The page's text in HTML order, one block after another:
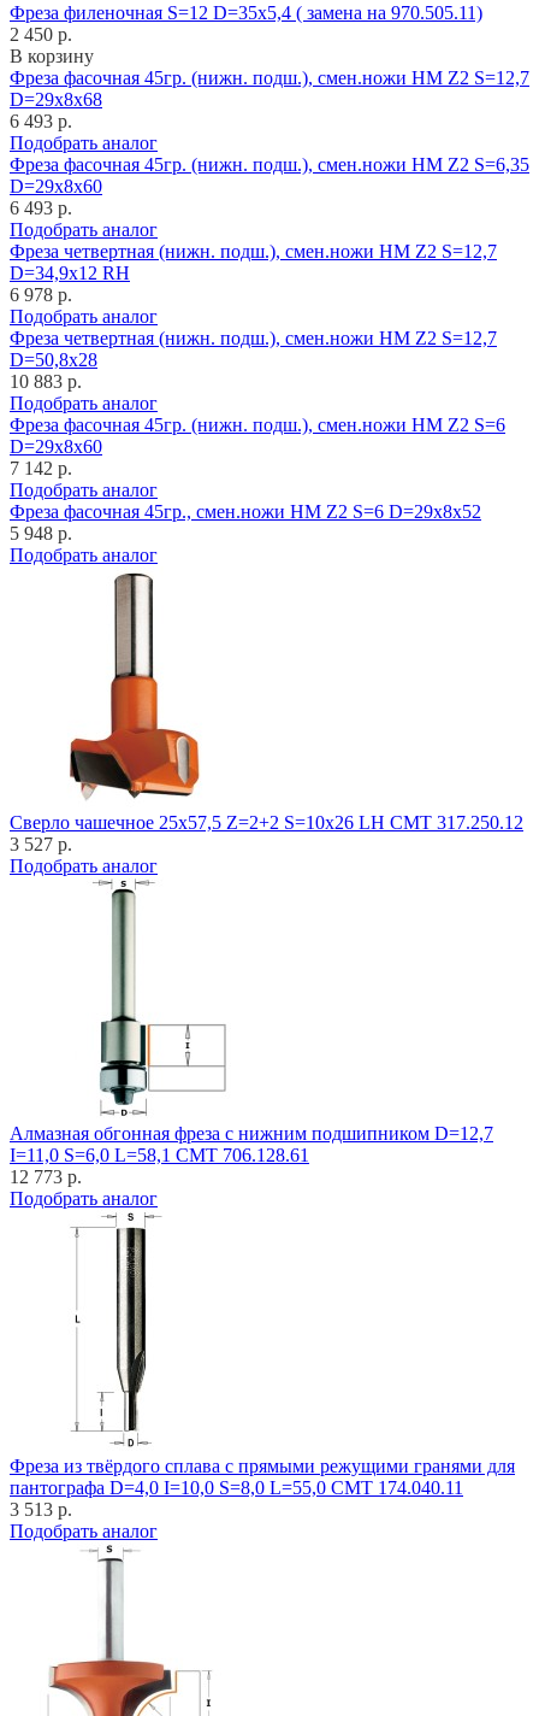
Фреза филеночная S=12 D=35x5,4 ( замена на 970.505.11)
2 450 р.
В корзину
Фреза фасочная 45гр. (нижн. подш.), смен.ножи HM Z2 S=12,7
D=29x8x68
6 493 р.
Подобрать аналог
Фреза фасочная 45гр. (нижн. подш.), смен.ножи HM Z2 S=6,35
D=29x8x60
6 493 р.
Подобрать аналог
Фреза четвертная (нижн. подш.), смен.ножи HM Z2 S=12,7
D=34,9x12 RH
6 978 р.
Подобрать аналог
Фреза четвертная (нижн. подш.), смен.ножи HM Z2 S=12,7
D=50,8x28
10 883 р.
Подобрать аналог
Фреза фасочная 45гр. (нижн. подш.), смен.ножи HM Z2 S=6
D=29x8x60
7 142 р.
Подобрать аналог
Фреза фасочная 45гр., смен.ножи HM Z2 S=6 D=29x8x52
5 948 р.
Подобрать аналог
Cверло чашечное 25x57,5 Z=2+2 S=10x26 LH CMT 317.250.12
3 527 р.
Подобрать аналог
Алмазная обгонная фреза с нижним подшипником D=12,7
I=11,0 S=6,0 L=58,1 CMT 706.128.61
12 773 р.
Подобрать аналог
Фреза из твёрдого сплава с прямыми режущими гранями для
пантографа D=4,0 I=10,0 S=8,0 L=55,0 CMT 174.040.11
3 513 р.
Подобрать аналог